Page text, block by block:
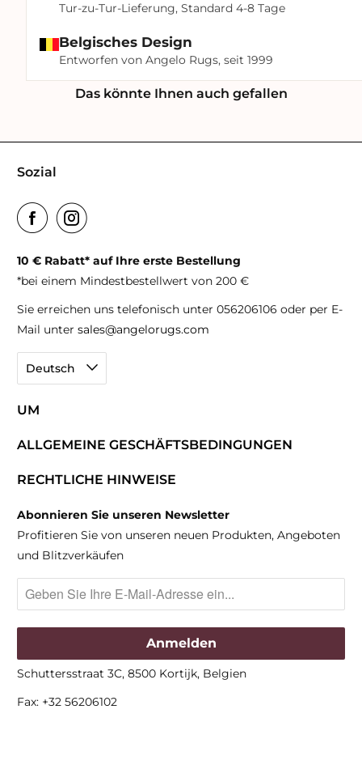
Tur-zu-Tur-Lieferung, Standard 4-8 Tage
Belgisches Design
Entworfen von Angelo Rugs, seit 1999
Das könnte Ihnen auch gefallen
Sozial
10 € Rabatt* auf Ihre erste Bestellung
*bei einem Mindestbestellwert von 200 €
Sie erreichen uns telefonisch unter 056206106 oder per E-
Mail untersales@angelorugs.com
Deutsch
UM
ALLGEMEINE GESCHÄFTSBEDINGUNGEN
RECHTLICHE HINWEISE
Abonnieren Sie unseren Newsletter
Profitieren Sie von unseren neuen Produkten, Angeboten
und Blitzverkäufen
Schuttersstraat 3C, 8500 Kortijk, Belgien
Fax: +32 56206102